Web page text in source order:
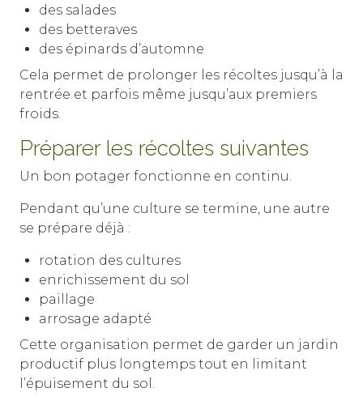
des salades
des betteraves
des épinards d’automne
Cela permet de prolonger les récoltes jusqu’à la
rentrée et parfois même jusqu’aux premiers
froids.
Préparer les récoltes suivantes
Un bon potager fonctionne en continu.
Pendant qu’une culture se termine, une autre
se prépare déjà :
rotation des cultures
enrichissement du sol
paillage
arrosage adapté
Cette organisation permet de garder un jardin
productif plus longtemps tout en limitant
l’épuisement du sol.